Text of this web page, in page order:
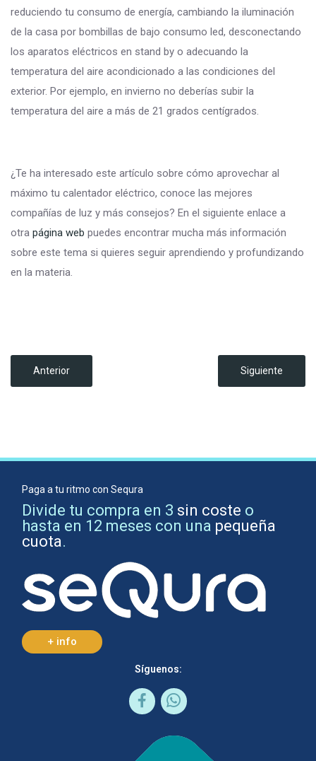
reduciendo tu consumo de energía, cambiando la iluminación
de la casa por bombillas de bajo consumo led, desconectando
los aparatos eléctricos en stand by o adecuando la
temperatura del aire acondicionado a las condiciones del
exterior. Por ejemplo, en invierno no deberías subir la
temperatura del aire a más de 21 grados centígrados.
¿Te ha interesado este artículo sobre cómo aprovechar al
máximo tu calentador eléctrico, conoce las mejores
compañías de luz y más consejos? En el siguiente enlace a
otra página web puedes encontrar mucha más información
sobre este tema si quieres seguir aprendiendo y profundizando
en la materia.
Anterior Siguiente
Paga a tu ritmo con Sequra
Divide tu compra en 3 sin coste o
hasta en 12 meses con una pequeña
cuota.
+ info
Síguenos: